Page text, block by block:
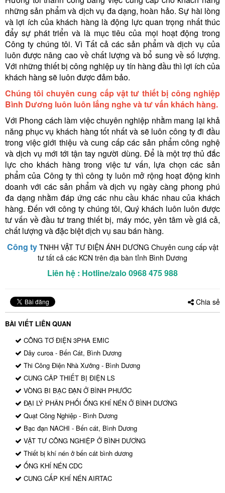
những sản phẩm và dịch vụ đa dạng, hoàn hảo. Sự hài lòng
và lợi ích của khách hàng là động lực quan trọng nhất thúc
đẩy sự phát triển và là mục tiêu của mọi hoạt động trong
Công ty chúng tôi. Vì Tất cả các sản phẩm và dịch vụ của
luôn được nâng cao về chất lượng và bổ sung về số lượng.
Với những thiết bị công nghiệp uy tín hàng đầu thì lợi ích của
khách hàng sẽ luôn được đảm bảo.
Chúng tôi chuyên cung cấp vật tư thiết bị công nghiệp
Bình Dương luôn luôn lắng nghe và tư vấn khách hàng.
Với Phong cách làm việc chuyên nghiệp nhằm mang lại khả
năng phục vụ khách hàng tốt nhất và sẽ luôn công ty đi đầu
trong việc giới thiệu và cung cấp các sản phẩm công nghệ
và dịch vụ mới tới tận tay người dùng. Để là một trợ thủ đắc
lực cho khách hàng trong việc tư vấn, lựa chọn các sản
phẩm của Công ty thì công ty luôn mở rộng hoạt động kinh
doanh với các sản phẩm và dịch vụ ngày càng phong phú
đa dạng nhằm đáp ứng các nhu cầu khác nhau của khách
hàng. Đến với công ty chúng tôi, Quý khách luôn luôn được
tư vấn về đầu tư trang thiết bị, máy móc, yên tâm về giá cả,
chất lượng và đặc biệt dịch vụ sau bán hàng.
Công ty TNHH VẬT TƯ ĐIỆN ÁNH DƯƠNG Chuyên cung cấp vật
tư tất cả các KCN trên địa bàn tỉnh Bình Dương
Liên hệ : Hotline/zalo 0968 475 988
Chia sẻ
BÀI VIẾT LIÊN QUAN
CÔNG TƠ ĐIỆN 3PHA EMIC
Dây curoa - Bến Cát, Bình Dương
Thi Công Điện Nhà Xưởng - Bình Dương
CUNG CÂP THIẾT BỊ ĐIỆN LS
VÒNG BI BẠC ĐẠN Ở BÌNH PHƯỚC
ĐẠI LÝ PHÂN PHỐI ỐNG KHÍ NÉN Ở BÌNH DƯƠNG
Quạt Công Nghiệp - Bình Dương
Bạc đạn NACHI - Bến cát, Bình Dương
VẬT TƯ CÔNG NGHIỆP Ở BÌNH DƯƠNG
Thiết bị khí nén ở bến cát bình dương
ỐNG KHÍ NÉN CDC
CUNG CẤP KHÍ NÉN AIRTAC